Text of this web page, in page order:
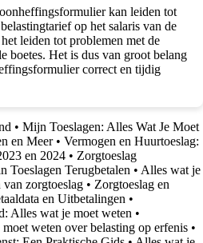
kan leiden tot
op het salaris van de
leiden tot problemen met de
boetes. Het is dus van groot belang
correct en tijdig
• Mijn Toeslagen: Alles Wat Je Moet
en Meer• Vermogen en Huurtoeslag:
en 2024 • Zorgtoeslag
Toeslagen Terugbetalen • Alles wat je
van zorgtoeslag • Zorgtoeslag en
en Uitbetalingen •
Alles wat je moet weten •
weten over belasting op erfenis •